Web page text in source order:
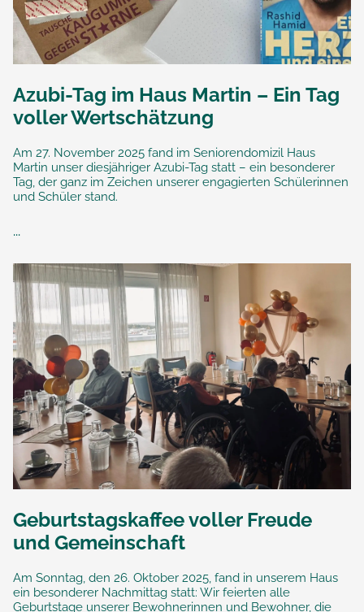
Azubi-Tag im Haus Martin – Ein Tag
voller Wertschätzung
Am 27. November 2025 fand im Seniorendomizil Haus
Martin unser diesjähriger Azubi-Tag statt – ein besonderer
Tag, der ganz im Zeichen unserer engagierten Schülerinnen
und Schüler stand.
...
Geburtstagskaffee voller Freude
und Gemeinschaft
Am Sonntag, den 26. Oktober 2025, fand in unserem Haus
ein besonderer Nachmittag statt: Wir feierten alle
Geburtstage unserer Bewohnerinnen und Bewohner, die